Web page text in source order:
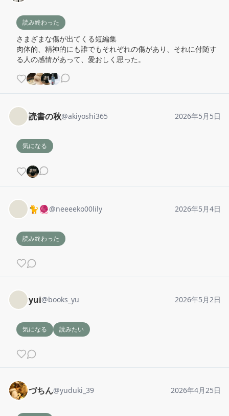
読み終わった
さまざまな傷が出てくる短編集
肉体的、精神的にも誰でもそれぞれの傷があり、それに付随す
る人の感情があって、愛おしく思った。
読書の秋@akiyoshi365 2026年5月5日
気になる
🐈🧶@neeeeko00lily 2026年5月4日
読み終わった
yui@books_yu 2026年5月2日
気になる 読みたい
づちん@yuduki_39 2026年4月25日